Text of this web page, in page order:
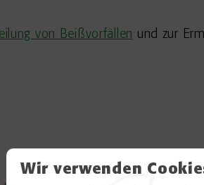
Wir verwenden
von Beißvorfällen und zur